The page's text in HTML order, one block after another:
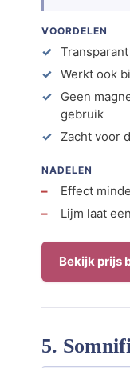
VOORDELEN
Werkt ook
Geen
gebruik
Zacht voor
NADELEN
Effect
Lijm laat
Bekijk prijs
5.